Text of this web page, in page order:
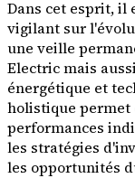
Dans cet esprit,
vigilant sur
une veille
Electric mais
énergétique et
holistique permet
performances
les stratégies
les opportunités